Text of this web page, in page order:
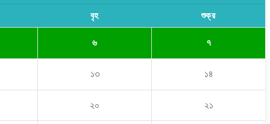
বৃহ শুক্র
৬ ৭
১৩ ১৪
২০ ২১